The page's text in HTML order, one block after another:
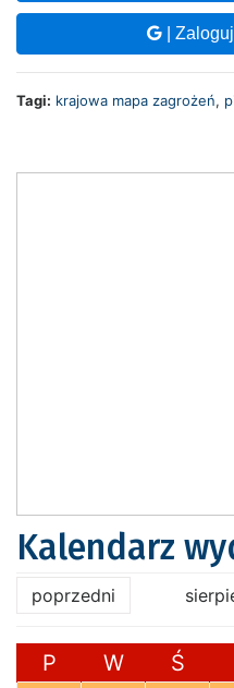
|
Tagi: krajowa mapa zagrożeń,
Kalendarz
poprzedni
P W Ś